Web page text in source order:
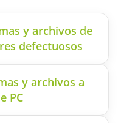
y archivos de
defectuosos
y archivos a
PC